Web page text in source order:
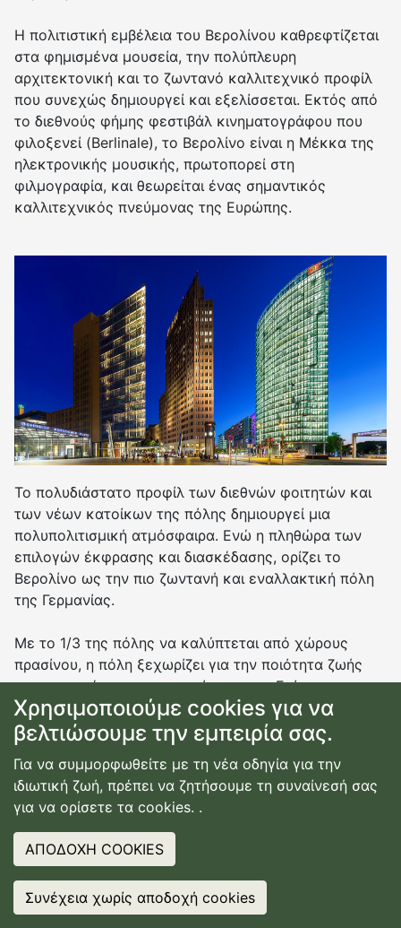
❤IT? SHARE IT
❤IT? SHARE IT
Η πολιτιστική εμβέλεια του Βερολίνου καθρεφτίζεται
στα φημισμένα μουσεία, την πολύπλευρη
αρχιτεκτονική και το ζωντανό καλλιτεχνικό προφίλ
που συνεχώς δημιουργεί και εξελίσσεται. Εκτός από
το διεθνούς φήμης φεστιβάλ κινηματογράφου που
φιλοξενεί (Berlinale), το Βερολίνο είναι η Μέκκα της
ηλεκτρονικής μουσικής, πρωτοπορεί στη
φιλμογραφία, και θεωρείται ένας σημαντικός
καλλιτεχνικός πνεύμονας της Ευρώπης.
Το πολυδιάστατο προφίλ των διεθνών φοιτητών και
των νέων κατοίκων της πόλης δημιουργεί μια
πολυπολιτισμική ατμόσφαιρα. Ενώ η πληθώρα των
επιλογών έκφρασης και διασκέδασης, ορίζει το
Βερολίνο ως την πιο ζωντανή και εναλλακτική πόλη
της Γερμανίας.
Με το 1/3 της πόλης να καλύπτεται από χώρους
πρασίνου, η πόλη ξεχωρίζει για την ποιότητα ζωής
που προσφέρει στους κατοίκους της. Επίσης,
φημίζεται για την ανεκτικότητα, το φιλόξενο
χαρακτήρα της και τη νυχτερινή ζωή, καθώς
φιλοξενεί μια σειρά από θρυλικά clubs, αλλά και
διάσημους Dj's που εκτοξεύουν τους ήχους και την
ποιότητα της ηλεκτρονικής και techno μουσικής.
Τέλος, η γερμανική πρωτεύουσα διαθέτει άρτιες
συγκοινωνιακές και τουριστικές υποδομές. Μάλιστα,
τις τελευταίες δεκαετίες έχει εξελιχθεί σε έναν από
τους κορυφαίους ευρωπαϊκούς προορισμούς,
Χρησιμοποιούμε cookies για να
βελτιώσουμε την εμπειρία σας.
Για να συμμορφωθείτε με τη νέα οδηγία για την
ιδιωτική ζωή, πρέπει να ζητήσουμε τη συναίνεσή σας
για να ορίσετε τα cookies. .
ΑΠΟΔΟΧΗ COOKIES
Συνέχεια χωρίς αποδοχή cookies